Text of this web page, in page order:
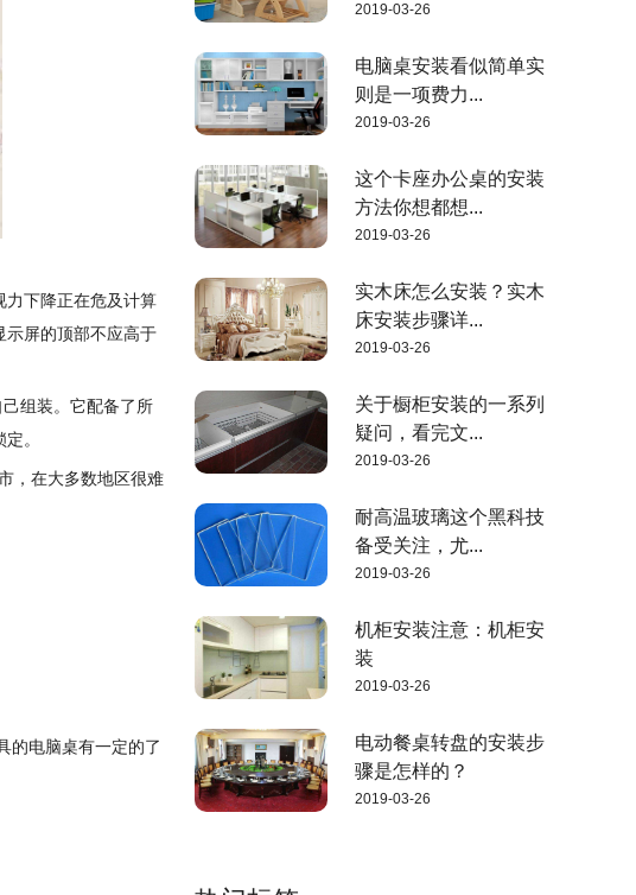
力下降正在危及计算
示屏的顶部不应高于
组装。它配备了所
。
，在大多数地区很难
的电脑桌有一定的了
2019-03-26
电脑桌安装看似简单实
则是一项费力...
2019-03-26
这个卡座办公桌的安装
方法你想都想...
2019-03-26
实木床怎么安装？实木
床安装步骤详...
2019-03-26
关于橱柜安装的一系列
疑问，看完文...
2019-03-26
耐高温玻璃这个黑科技
备受关注，尤...
2019-03-26
机柜安装注意：机柜安
装
2019-03-26
电动餐桌转盘的安装步
骤是怎样的？
2019-03-26